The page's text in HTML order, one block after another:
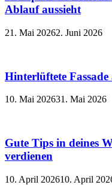
Ablauf aussieht
21. Mai 20262. Juni 2026
Hinterlüftete Fassade
10. Mai 202631. Mai 2026
Gute Tips in deines
verdienen
10. April 202610. April